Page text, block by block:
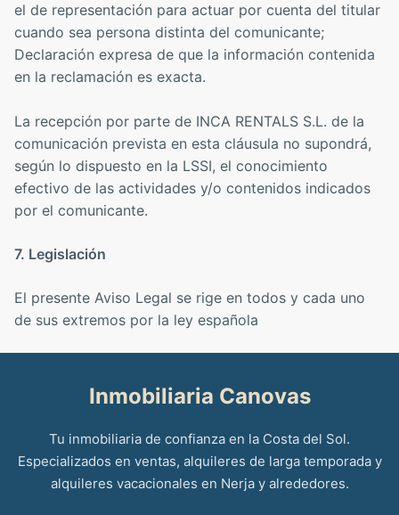
el de representación para actuar por cuenta del titular
cuando sea persona distinta del comunicante;
Declaración expresa de que la información contenida
en la reclamación es exacta.
La recepción por parte de INCA RENTALS S.L. de la
comunicación prevista en esta cláusula no supondrá,
según lo dispuesto en la LSSI, el conocimiento
efectivo de las actividades y/o contenidos indicados
por el comunicante.
7. Legislación
El presente Aviso Legal se rige en todos y cada uno
de sus extremos por la ley española
Inmobiliaria Canovas
Tu inmobiliaria de confianza en la Costa del Sol.
Especializados en ventas, alquileres de larga temporada y
alquileres vacacionales en Nerja y alrededores.